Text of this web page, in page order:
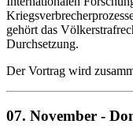
gehört das
Durchsetzung.
Der Vortrag wird
07. November -